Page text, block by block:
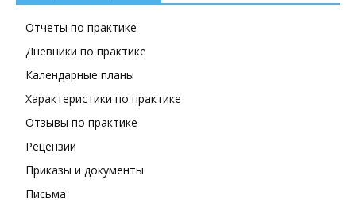
Отчеты по практике
Дневники по практике
Календарные планы
Характеристики по практике
Отзывы по практике
Рецензии
Приказы и документы
Письма